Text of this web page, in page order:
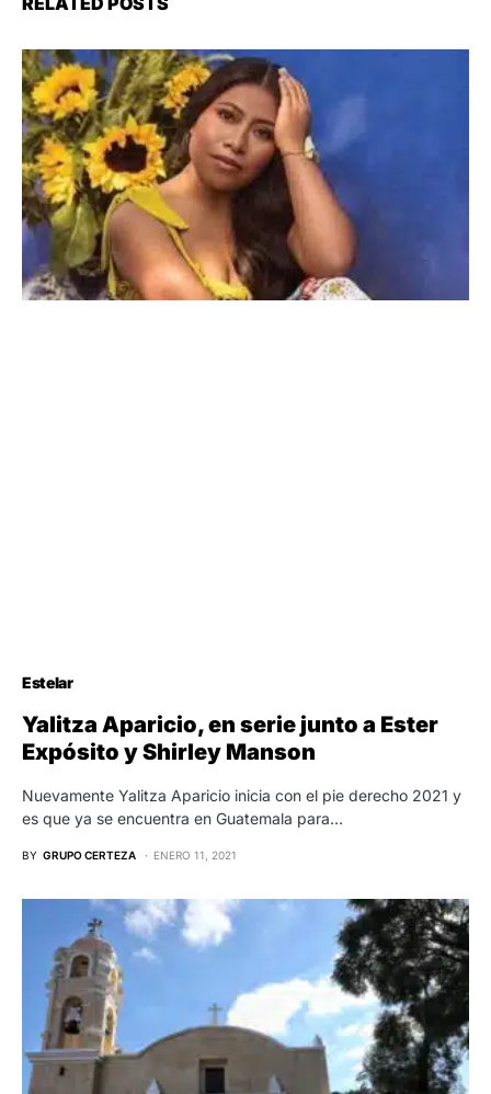
Estelar
Yalitza Aparicio, en serie junto a Ester
Expósito y Shirley Manson
Nuevamente Yalitza Aparicio inicia con el pie derecho 2021 y
es que ya se encuentra en Guatemala para…
BY GRUPO CERTEZA ENERO 11, 2021